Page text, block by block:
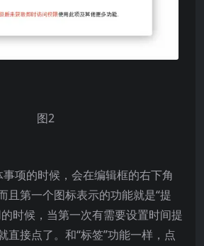
图2
项的时候，会在编辑框的右下角
且第一个图标表示的功能就是“提
时候，当第一次有需要设置时间提
直接点了。和“标签”功能一样，点